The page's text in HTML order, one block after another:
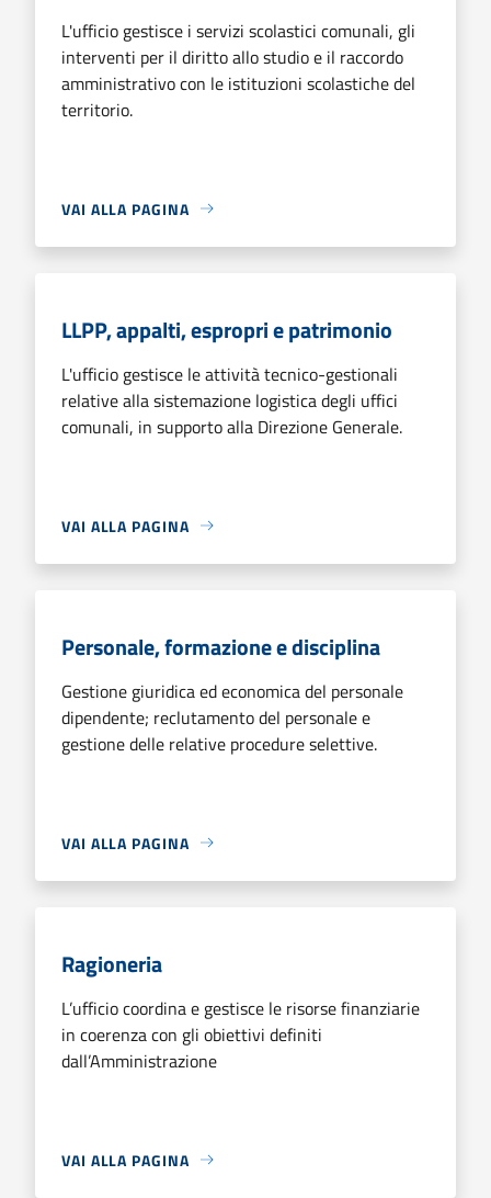
L'ufficio gestisce i servizi scolastici comunali, gli
interventi per il diritto allo studio e il raccordo
amministrativo con le istituzioni scolastiche del
territorio.
VAI ALLA PAGINA
LLPP, appalti, espropri e patrimonio
L'ufficio gestisce le attività tecnico-gestionali
relative alla sistemazione logistica degli uffici
comunali, in supporto alla Direzione Generale.
VAI ALLA PAGINA
Personale, formazione e disciplina
Gestione giuridica ed economica del personale
dipendente; reclutamento del personale e
gestione delle relative procedure selettive.
VAI ALLA PAGINA
Ragioneria
L’ufficio coordina e gestisce le risorse finanziarie
in coerenza con gli obiettivi definiti
dall’Amministrazione
VAI ALLA PAGINA